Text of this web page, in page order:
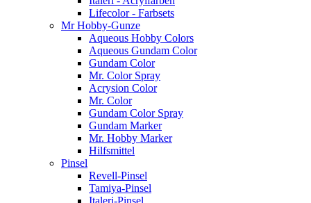
Lifecolor - Farbsets
Mr Hobby-Gunze
Aqueous Hobby Colors
Aqueous Gundam Color
Gundam Color
Mr. Color Spray
Acrysion Color
Mr. Color
Gundam Color Spray
Gundam Marker
Mr. Hobby Marker
Hilfsmittel
Pinsel
Revell-Pinsel
Tamiya-Pinsel
Italeri-Pinsel